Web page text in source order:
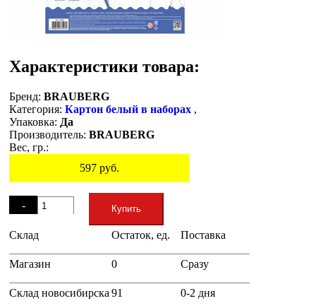
Характеристики товара:
Бренд: BRAUBERG
Категория: Картон белый в наборах ,
Упаковка: Да
Производитель: BRAUBERG
Вес, гр.:
597руб.
-
+
Купить
Склад Остаток, ед. Поставка
Магазин 0 Сразу
Склад новосибирска 91 0-2 дня